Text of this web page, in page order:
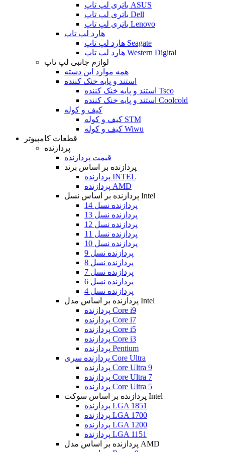
باتری لپ تاپ ASUS
باتری لپ تاپ Dell
باتری لپ تاپ Lenovo
هارد لپ تاپ
هارد لپ تاپ Seagate
هارد لپ تاپ Western Digital
لوازم جانبی لپ تاپ
همه موارد این دسته
استند و پایه خنک کننده
استند و پایه خنک کننده Tsco
استند و پایه خنک کننده Coolcold
کیف و کوله
کیف و کوله STM
کیف و کوله Wiwu
قطعات کامپیوتر
پردازنده
قیمت پردازنده
پردازنده بر اساس برند
پردازنده INTEL
پردازنده AMD
پردازنده بر اساس نسل Intel
پردازنده نسل 14
پردازنده نسل 13
پردازنده نسل 12
پردازنده نسل 11
پردازنده نسل 10
پردازنده نسل 9
پردازنده نسل 8
پردازنده نسل 7
پردازنده نسل 6
پردازنده نسل 4
پردازنده بر اساس مدل Intel
پردازنده Core i9
پردازنده Core i7
پردازنده Core i5
پردازنده Core i3
پردازنده Pentium
پردازنده سری Core Ultra
پردازنده Core Ultra 9
پردازنده Core Ultra 7
پردازنده Core Ultra 5
پردازنده بر اساس سوکت Intel
پردازنده LGA 1851
پردازنده LGA 1700
پردازنده LGA 1200
پردازنده LGA 1151
پردازنده بر اساس مدل AMD